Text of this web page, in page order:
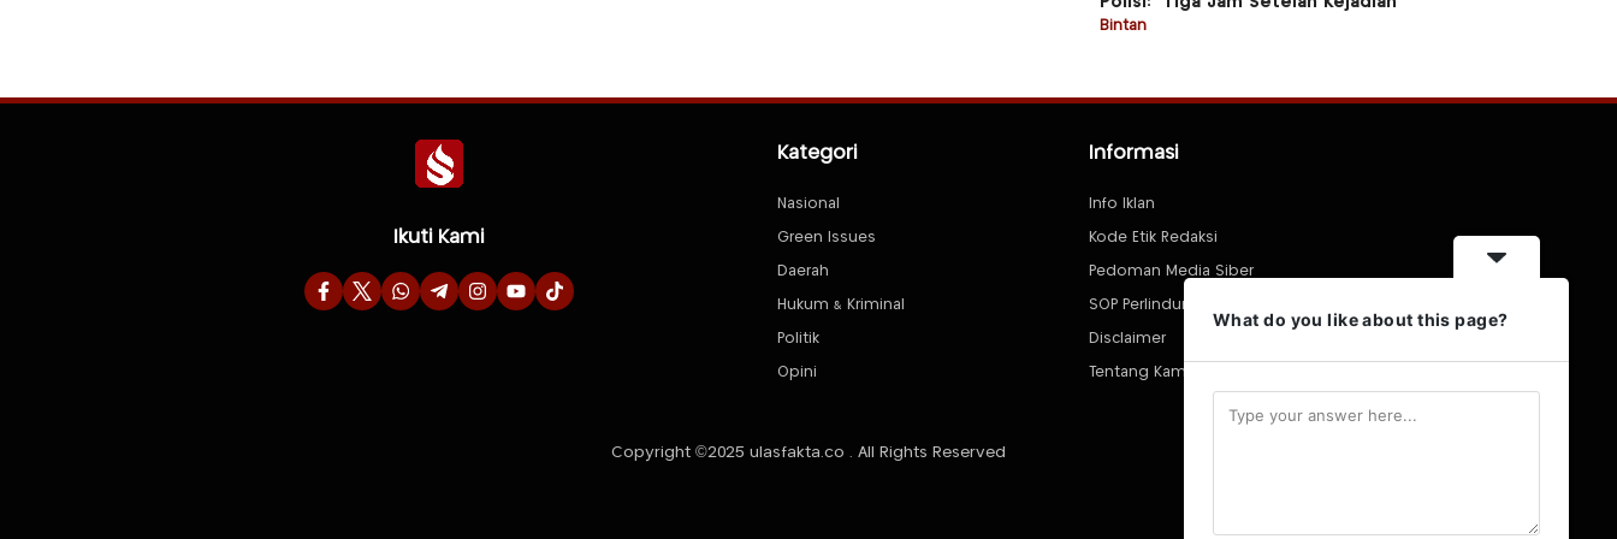
Bintan
Ikuti Kami
Kategori
Nasional
Green Issues
Daerah
Hukum & Kriminal
Politik
Opini
Informasi
Info Iklan
Kode Etik Redaksi
Pedoman Media Siber
SOP Perlindungan Wartawan
Disclaimer
Tentang Kami
Copyright ©2025 ulasfakta.co . All Rights Reserved
What do you like about this page?